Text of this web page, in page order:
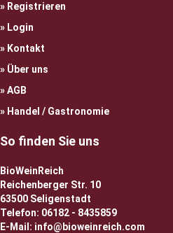
Registrieren
Login
Kontakt
Über uns
AGB
Handel / Gastronomie
So finden Sie uns
BioWeinReich
Reichenberger Str. 10
63500 Seligenstadt
Telefon: 06182 - 8435859
E-Mail: info@bioweinreich.com